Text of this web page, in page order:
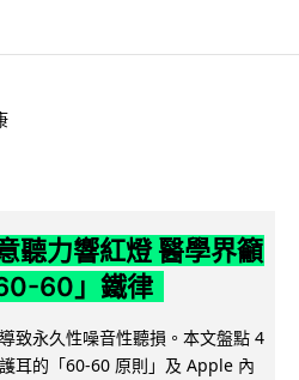
聽力響紅燈 醫學界籲
60」鐵律
致永久性噪音性聽損。本文盤點 4
耳的「60-60 原則」及 Apple 內